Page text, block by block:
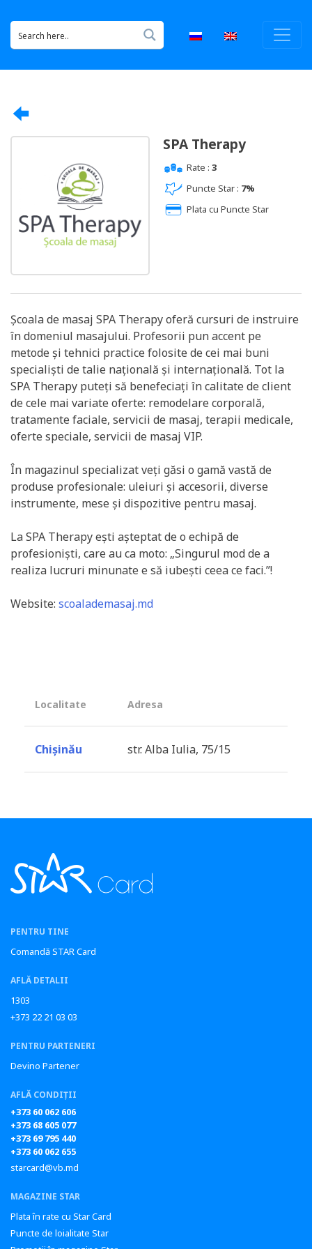
SPA Therapy
Rate : 3
Puncte Star : 7%
Plata cu Puncte Star
Școala de masaj SPA Therapy oferă cursuri de instruire
în domeniul masajului. Profesorii pun accent pe
metode și tehnici practice folosite de cei mai buni
specialiști de talie națională și internațională. Tot la
SPA Therapy puteți să benefeciați în calitate de client
de cele mai variate oferte: remodelare corporală,
tratamente faciale, servicii de masaj, terapii medicale,
oferte speciale, servicii de masaj VIP.
În magazinul specializat veți găsi o gamă vastă de
produse profesionale: uleiuri și accesorii, diverse
instrumente, mese și dispozitive pentru masaj.
La SPA Therapy ești așteptat de o echipă de
profesioniști, care au ca moto: „Singurul mod de a
realiza lucruri minunate e să iubești ceea ce faci.”!
Website: scoalademasaj.md
Localitate Adresa
Chișinău str. Alba Iulia, 75/15
PENTRU TINE
Comandă STAR Card
AFLĂ DETALII
1303
+373 22 21 03 03
PENTRU PARTENERI
Devino Partener
AFLĂ CONDIȚII
+373 60 062 606
+373 68 605 077
+373 69 795 440
+373 60 062 655
starcard@vb.md
MAGAZINE STAR
Plata în rate cu Star Card
Puncte de loialitate Star